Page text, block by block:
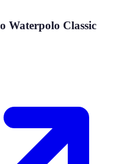
Waterpolo Classic